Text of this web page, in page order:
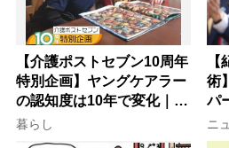
【介護ポストセブン10周年
特別企画】ヤングケアラー
の認知度は10年で変化｜流
行語大賞にノミネート、法
律にも明記されたが果たし
暮らし
術
パ
ぐ
け
ニ